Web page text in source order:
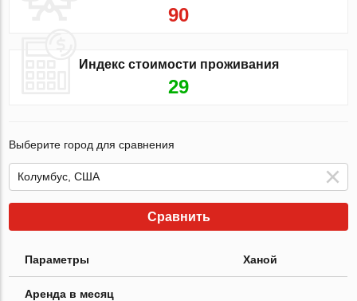
90
Индекс стоимости проживания
29
Выберите город для сравнения
Сравнить
Параметры Ханой
Аренда в месяц